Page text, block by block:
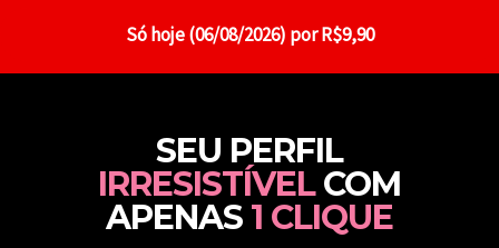
Só hoje (06/08/2026) por R$9,90
SEU PERFIL
IRRESISTÍVELCOM
APENAS 1 CLIQUE